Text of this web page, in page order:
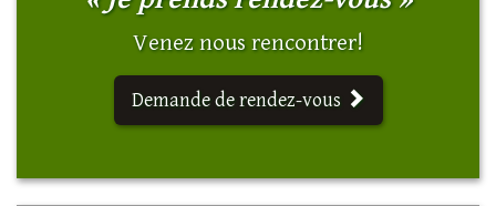
Venez nous rencontrer!
Demande de rendez-vous